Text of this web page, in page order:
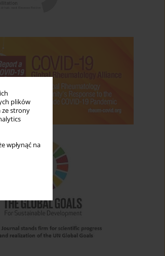
plików
ze strony
wpłynąć na